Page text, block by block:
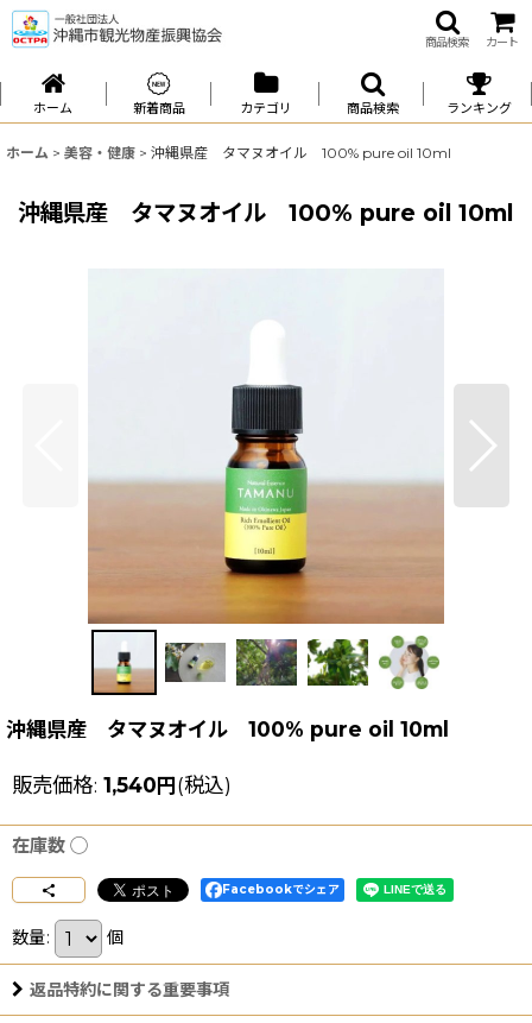
商品検索 カート
ホーム 新着商品 カテゴリ 商品検索 ランキング
ホーム > 美容・健康 > 沖縄県産 タマヌオイル 100% pure oil 10ml
沖縄県産 タマヌオイル 100% pure oil 10ml
沖縄県産 タマヌオイル 100% pure oil 10ml
販売価格: 1,540円(税込)
在庫数 ◯
Facebookでシェア
数量: 個
返品特約に関する重要事項